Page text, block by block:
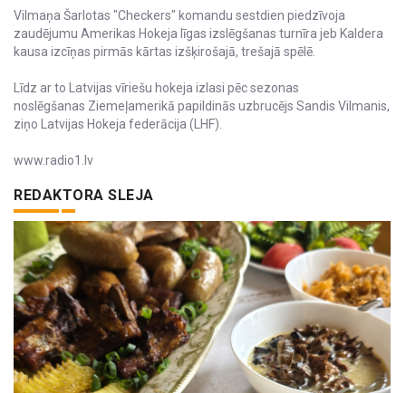
Vilmaņa Šarlotas "Checkers" komandu sestdien piedzīvoja
zaudējumu Amerikas Hokeja līgas izslēgšanas turnīra jeb Kaldera
kausa izcīņas pirmās kārtas izšķirošajā, trešajā spēlē.
Līdz ar to Latvijas vīriešu hokeja izlasi pēc sezonas
noslēgšanas Ziemeļamerikā papildinās uzbrucējs Sandis Vilmanis,
ziņo Latvijas Hokeja federācija (LHF).
www.radio1.lv
REDAKTORA SLEJA